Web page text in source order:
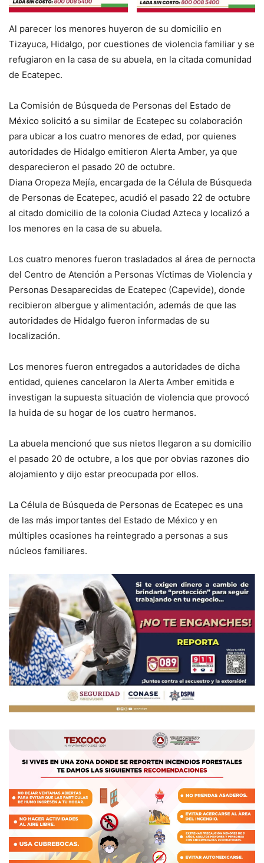
Al parecer los menores huyeron de su domicilio en
Tizayuca, Hidalgo, por cuestiones de violencia familiar y se
refugiaron en la casa de su abuela, en la citada comunidad
de Ecatepec.
La Comisión de Búsqueda de Personas del Estado de
México solicitó a su similar de Ecatepec su colaboración
para ubicar a los cuatro menores de edad, por quienes
autoridades de Hidalgo emitieron Alerta Amber, ya que
desparecieron el pasado 20 de octubre.
Diana Oropeza Mejía, encargada de la Célula de Búsqueda
de Personas de Ecatepec, acudió el pasado 22 de octubre
al citado domicilio de la colonia Ciudad Azteca y localizó a
los menores en la casa de su abuela.
Los cuatro menores fueron trasladados al área de pernocta
del Centro de Atención a Personas Víctimas de Violencia y
Personas Desaparecidas de Ecatepec (Capevide), donde
recibieron albergue y alimentación, además de que las
autoridades de Hidalgo fueron informadas de su
localización.
Los menores fueron entregados a autoridades de dicha
entidad, quienes cancelaron la Alerta Amber emitida e
investigan la supuesta situación de violencia que provocó
la huida de su hogar de los cuatro hermanos.
La abuela mencionó que sus nietos llegaron a su domicilio
el pasado 20 de octubre, a los que por obvias razones dio
alojamiento y dijo estar preocupada por ellos.
La Célula de Búsqueda de Personas de Ecatepec es una
de las más importantes del Estado de México y en
múltiples ocasiones ha reintegrado a personas a sus
núcleos familiares.